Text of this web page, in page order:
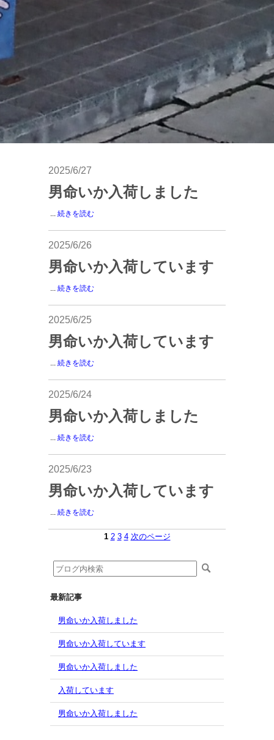
2025/6/27
男命いか入荷しました
... 続きを読む
2025/6/26
男命いか入荷しています
... 続きを読む
2025/6/25
男命いか入荷しています
... 続きを読む
2025/6/24
男命いか入荷しました
... 続きを読む
2025/6/23
男命いか入荷しています
... 続きを読む
1 2 3 4 次のページ
最新記事
男命いか入荷しました
男命いか入荷しています
男命いか入荷しました
入荷しています
男命いか入荷しました